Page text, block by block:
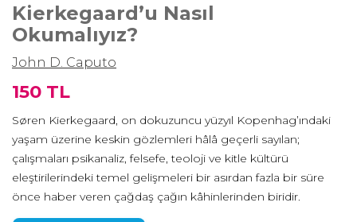
Kierkegaard’u Nasıl
Okumalıyız?
John D. Caputo
150 TL
Søren Kierkegaard, on dokuzuncu yüzyıl Kopenhag’ındaki
yaşam üzerine keskin gözlemleri hâlâ geçerli sayılan;
çalışmaları psikanaliz, felsefe, teoloji ve kitle kültürü
eleştirilerindeki temel gelişmeleri bir asırdan fazla bir süre
önce haber veren çağdaş çağın kâhinlerinden biridir.
Özellikle dindar camiada yankı uyandıran çıkarımları, asla